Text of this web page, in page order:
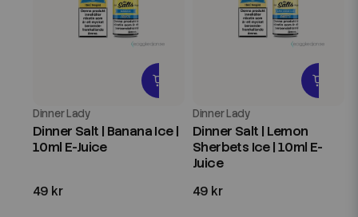
Dinner Lady
Dinner Salt | Banana Ice |
10ml E-Juice
49 kr
Dinner Lady
Dinner Salt | Lemon
Sherbets Ice | 10ml E-
Juice
49 kr